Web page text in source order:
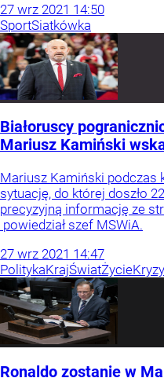
27 wrz 2021 14:50
SportSiatkówka
Białoruscy
Mariusz Kamiński
Mariusz Kamiński podczas
sytuację, do której doszło
precyzyjną informację ze
powiedział szef MSWiA.
27 wrz 2021 14:47
PolitykaKrajŚwiatŻycie
Ronaldo zostanie w